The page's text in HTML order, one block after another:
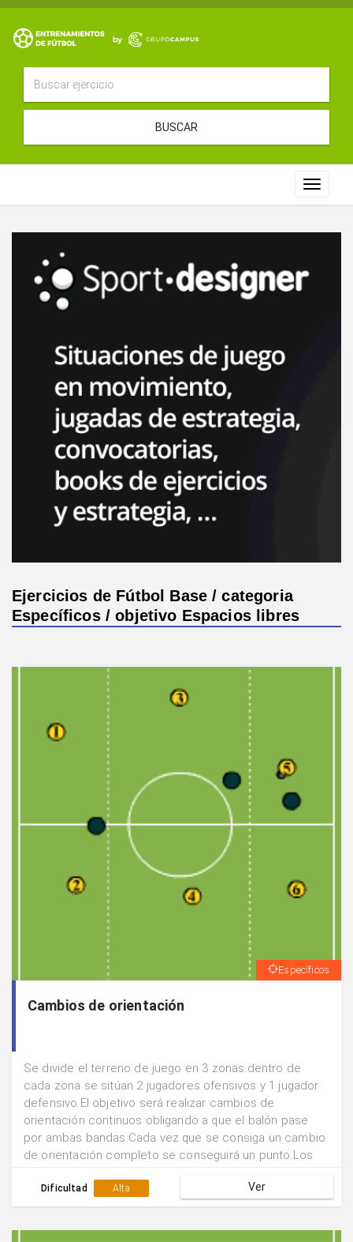
BUSCAR
Toggle
Ejercicios de Fútbol Base / categoria
Específicos / objetivo Espacios libres
Específicos
Cambios de orientación
Se divide el terreno de juego en 3 zonas.dentro de
cada zona se sitúan 2 jugadores ofensivos y 1 jugador
defensivo.El objetivo será realizar cambios de
orientación continuos obligando a que el balón pase
por ambas bandas.Cada vez que se consiga un cambio
de orientación completo se conseguirá un punto.Los
jugadores atacantes.
Dificultad Alta Ver